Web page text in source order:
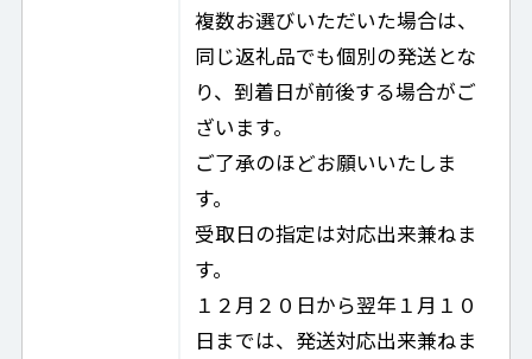
複数お選びいただいた場合は、
同じ返礼品でも個別の発送とな
り、到着日が前後する場合がご
ざいます。
ご了承のほどお願いいたしま
す。
受取日の指定は対応出来兼ねま
す。
１２月２０日から翌年１月１０
日までは、発送対応出来兼ねま